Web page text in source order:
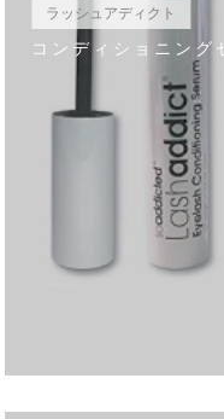
ラッシュアディクト
コンディショニング